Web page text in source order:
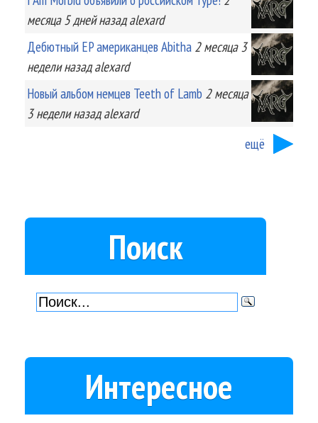
месяца 5 днейназад alexard
Дебютный EP американцев Abitha 2 месяца 3
неделиназад alexard
Новый альбом немцев Teeth of Lamb 2 месяца
3 неделиназад alexard
ещё
Поиск
Интересное